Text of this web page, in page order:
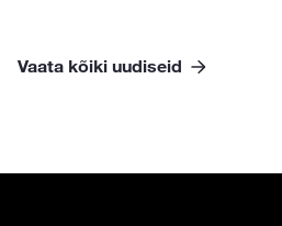
Vaata kõiki uudiseid